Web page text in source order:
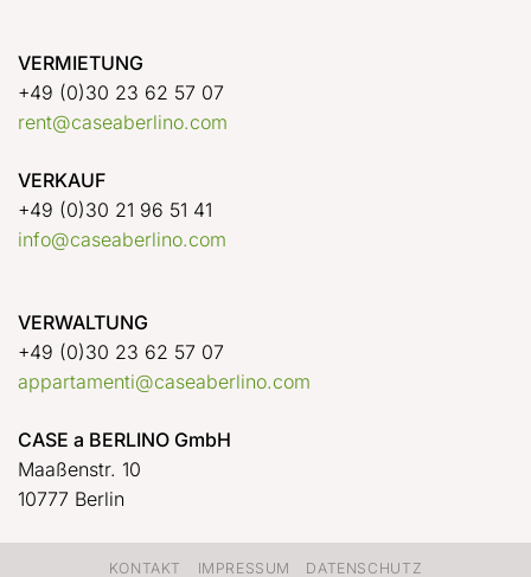
VERMIETUNG
+49 (0)30 23 62 57 07
rent@caseaberlino.com
VERKAUF
+49 (0)30 21 96 51 41
info@caseaberlino.com
VERWALTUNG
+49 (0)30 23 62 57 07
appartamenti@caseaberlino.com
CASE a BERLINO GmbH
Maaßenstr. 10
10777 Berlin
KONTAKT IMPRESSUM DATENSCHUTZ